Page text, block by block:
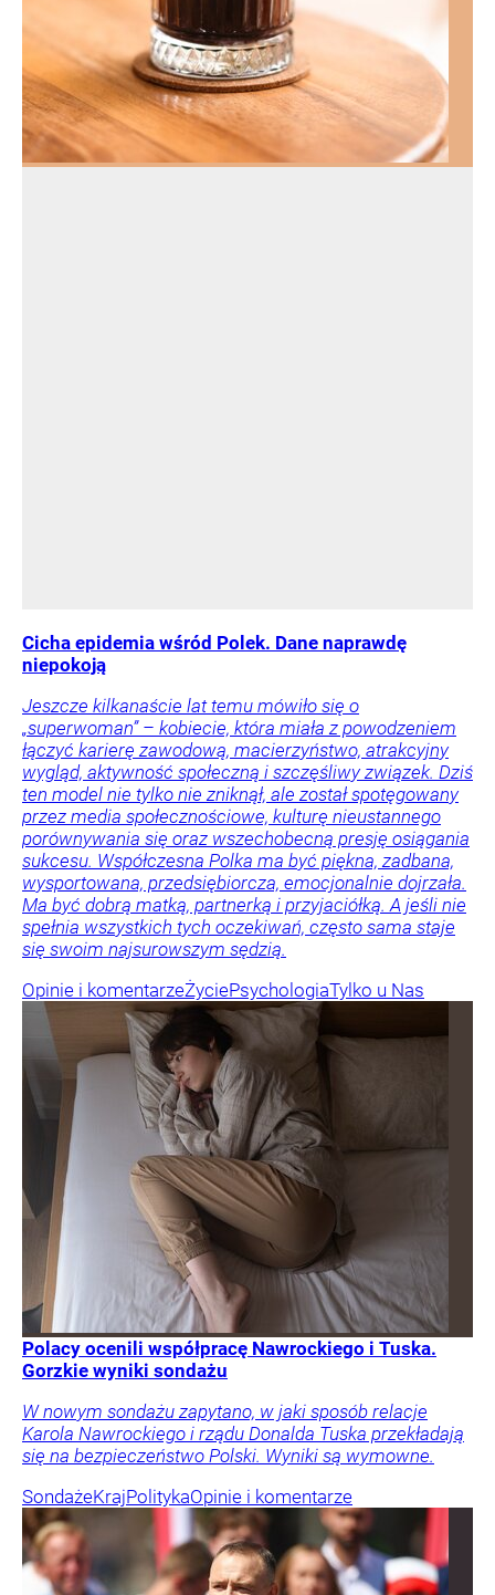
Cicha epidemia wśród Polek. Dane naprawdę
niepokoją
Jeszcze kilkanaście lat temu mówiło się o
„superwoman” – kobiecie, która miała z powodzeniem
łączyć karierę zawodową, macierzyństwo, atrakcyjny
wygląd, aktywność społeczną i szczęśliwy związek. Dziś
ten model nie tylko nie zniknął, ale został spotęgowany
przez media społecznościowe, kulturę nieustannego
porównywania się oraz wszechobecną presję osiągania
sukcesu. Współczesna Polka ma być piękna, zadbana,
wysportowana, przedsiębiorcza, emocjonalnie dojrzała.
Ma być dobrą matką, partnerką i przyjaciółką. A jeśli nie
spełnia wszystkich tych oczekiwań, często sama staje
się swoim najsurowszym sędzią.
Opinie i komentarzeŻyciePsychologiaTylko u Nas
Polacy ocenili współpracę Nawrockiego i Tuska.
Gorzkie wyniki sondażu
W nowym sondażu zapytano, w jaki sposób relacje
Karola Nawrockiego i rządu Donalda Tuska przekładają
się na bezpieczeństwo Polski. Wyniki są wymowne.
SondażeKrajPolitykaOpinie i komentarze